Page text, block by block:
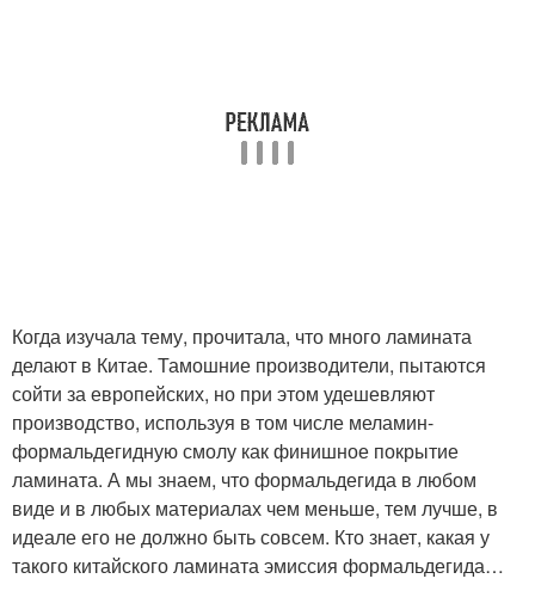
Когда изучала тему, прочитала, что много ламината
делают в Китае. Тамошние производители, пытаются
сойти за европейских, но при этом удешевляют
производство, используя в том числе меламин-
формальдегидную смолу как финишное покрытие
ламината. А мы знаем, что формальдегида в любом
виде и в любых материалах чем меньше, тем лучше, в
идеале его не должно быть совсем. Кто знает, какая у
такого китайского ламината эмиссия формальдегида…